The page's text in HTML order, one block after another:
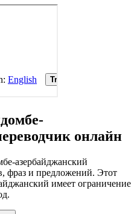
онлайн
азербайджанский
фраз и предложений. Этот
имеет ограничение